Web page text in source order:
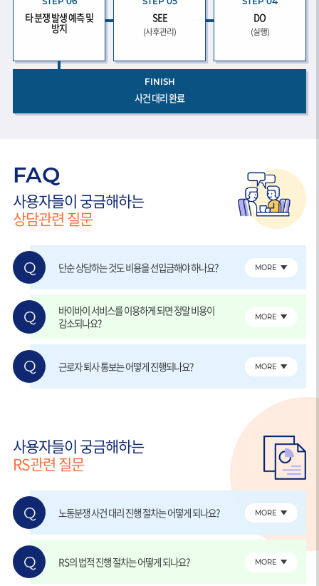
DO
(실행)
SEE
(사후관리)
타 분쟁 발생 예측 및
방지
FINISH
사건 대리 완료
FAQ
사용자들이 궁금해하는
상담관련 질문
Q 단순 상담하는 것도 비용을 선입금해야 하나요? MORE
Q
바이바이 서비스를 이용하게 되면 정말 비용이
감소되나요?
MORE
Q 근로자 퇴사 통보는 어떻게 진행되나요? MORE
사용자들이 궁금해하는
RS관련 질문
Q 노동분쟁 사건 대리 진행 절차는 어떻게 되나요? MORE
Q RS의 법적 진행 절차는 어떻게 되나요? MORE